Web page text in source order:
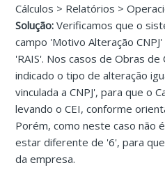
Cálculos > Relatórios >
Solução:Verificamos que o
campo 'Motivo Alteração
'RAIS'. Nos casos de Obras
indicado o tipo de alteração
vinculada a CNPJ', para que o
levando o CEI, conforme
Porém, como neste caso não
estar diferente de '6', para que
da empresa.